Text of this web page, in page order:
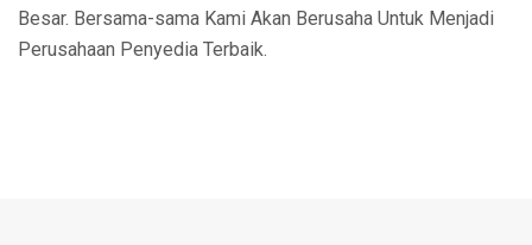
Besar. Bersama-sama Kami Akan Berusaha Untuk Menjadi
Perusahaan Penyedia Terbaik.